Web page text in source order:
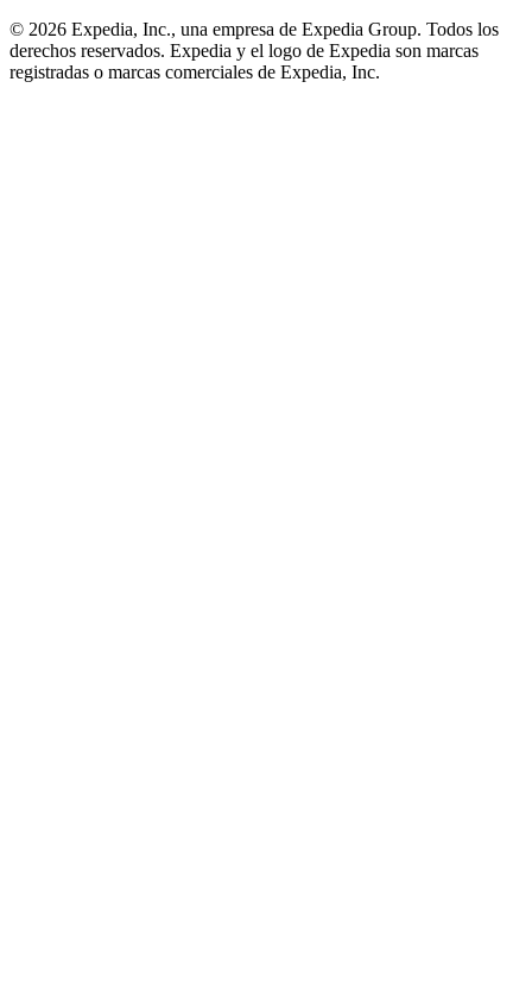
© 2026 Expedia, Inc., una empresa de Expedia Group. Todos los
derechos reservados. Expedia y el logo de Expedia son marcas
registradas o marcas comerciales de Expedia, Inc.